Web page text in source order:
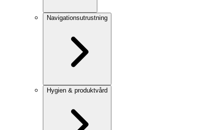
Navigationsutrustning
Hygien & produktvård